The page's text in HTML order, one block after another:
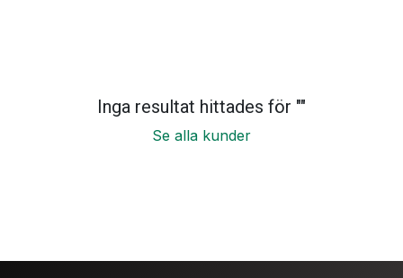
Inga resultat hittades för ""
Se alla kunder